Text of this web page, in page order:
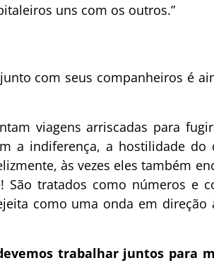
uns com os outros.”
com seus companheiros é
viagens arriscadas para
a indiferença, a hostilidade
às vezes eles também
tratados como números e
como uma onda em
trabalhar juntos para